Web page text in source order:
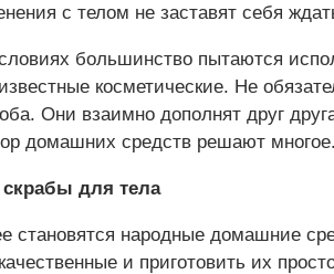
с телом не заставят себя
большинство пытаются
косметические. Не
Они взаимно дополнят друг
домашних средств решают многое.
для тела
становятся народные домашние
и приготовить их